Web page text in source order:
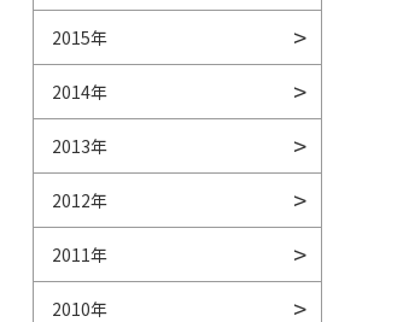
2015年
2014年
2013年
2012年
2011年
2010年